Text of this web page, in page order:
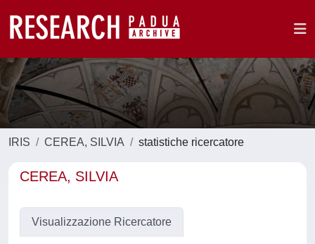
IRIS CEREA, SILVIA statistiche ricercatore
CEREA, SILVIA
Visualizzazione Ricercatore